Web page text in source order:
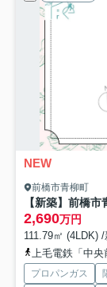
NEW
前橋市青柳町
2,690万円
111.79㎡ (4LDK)
上毛電鉄「中
プロパンガス